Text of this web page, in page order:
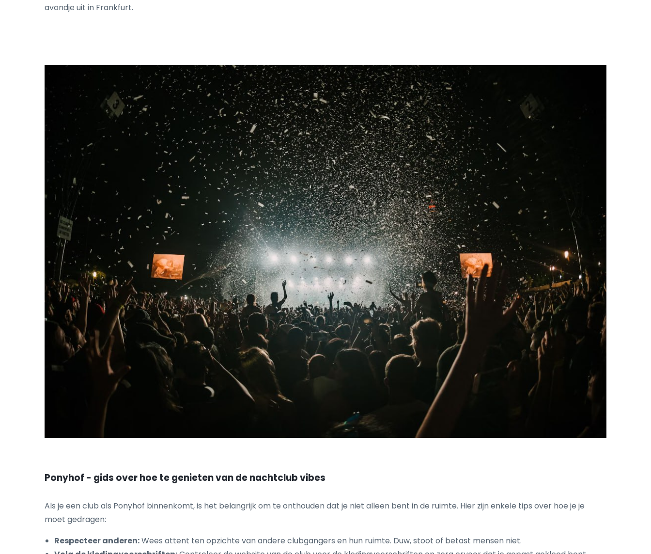
avondje uit in Frankfurt.
Ponyhof - gids over hoe te genieten van de nachtclub vibes
Als je een club als Ponyhof binnenkomt, is het belangrijk om te onthouden dat je niet alleen bent in de ruimte. Hier zijn enkele tips over hoe je je
moet gedragen:
Respecteer anderen:Wees attent ten opzichte van andere clubgangers en hun ruimte. Duw, stoot of betast mensen niet.